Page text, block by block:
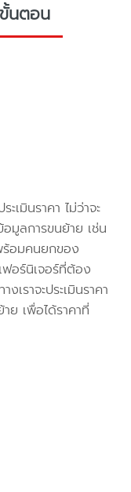
นตอน
เมินราคา ไม่ว่าจะ
มูลการขนย้าย เช่น
ร้อมคนยกของ
อร์นิเจอร์ที่ต้อง
ราจะประเมินราคา
ย เพื่อได้ราคาที่